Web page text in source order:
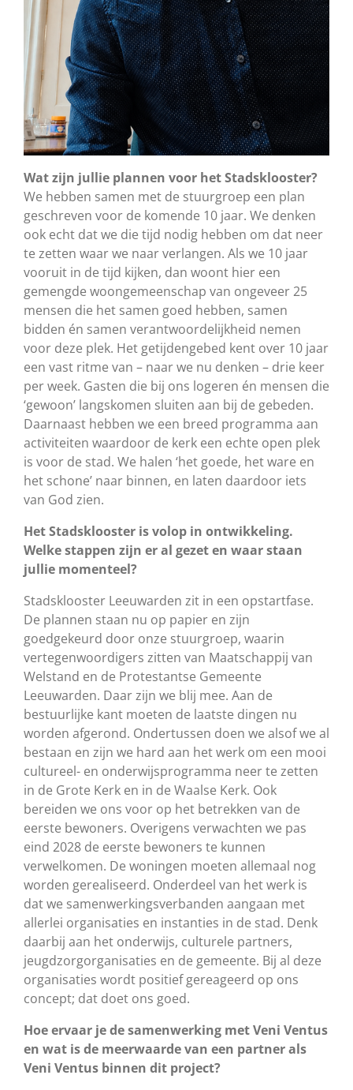
Wat zijn jullie plannen voor het Stadsklooster?
We hebben samen met de stuurgroep een plan
geschreven voor de komende 10 jaar. We denken
ook echt dat we die tijd nodig hebben om dat neer
te zetten waar we naar verlangen. Als we 10 jaar
vooruit in de tijd kijken, dan woont hier een
gemengde woongemeenschap van ongeveer 25
mensen die het samen goed hebben, samen
bidden én samen verantwoordelijkheid nemen
voor deze plek. Het getijdengebed kent over 10 jaar
een vast ritme van – naar we nu denken – drie keer
per week. Gasten die bij ons logeren én mensen die
‘gewoon’ langskomen sluiten aan bij de gebeden.
Daarnaast hebben we een breed programma aan
activiteiten waardoor de kerk een echte open plek
is voor de stad. We halen ‘het goede, het ware en
het schone’ naar binnen, en laten daardoor iets
van God zien.
Het Stadsklooster is volop in ontwikkeling.
Welke stappen zijn er al gezet en waar staan
jullie momenteel?
Stadsklooster Leeuwarden zit in een opstartfase.
De plannen staan nu op papier en zijn
goedgekeurd door onze stuurgroep, waarin
vertegenwoordigers zitten van Maatschappij van
Welstand en de Protestantse Gemeente
Leeuwarden. Daar zijn we blij mee. Aan de
bestuurlijke kant moeten de laatste dingen nu
worden afgerond. Ondertussen doen we alsof we al
bestaan en zijn we hard aan het werk om een mooi
cultureel- en onderwijsprogramma neer te zetten
in de Grote Kerk en in de Waalse Kerk. Ook
bereiden we ons voor op het betrekken van de
eerste bewoners. Overigens verwachten we pas
eind 2028 de eerste bewoners te kunnen
verwelkomen. De woningen moeten allemaal nog
worden gerealiseerd. Onderdeel van het werk is
dat we samenwerkingsverbanden aangaan met
allerlei organisaties en instanties in de stad. Denk
daarbij aan het onderwijs, culturele partners,
jeugdzorgorganisaties en de gemeente. Bij al deze
organisaties wordt positief gereageerd op ons
concept; dat doet ons goed.
Hoe ervaar je de samenwerking met Veni Ventus
en wat is de meerwaarde van een partner als
Veni Ventus binnen dit project?